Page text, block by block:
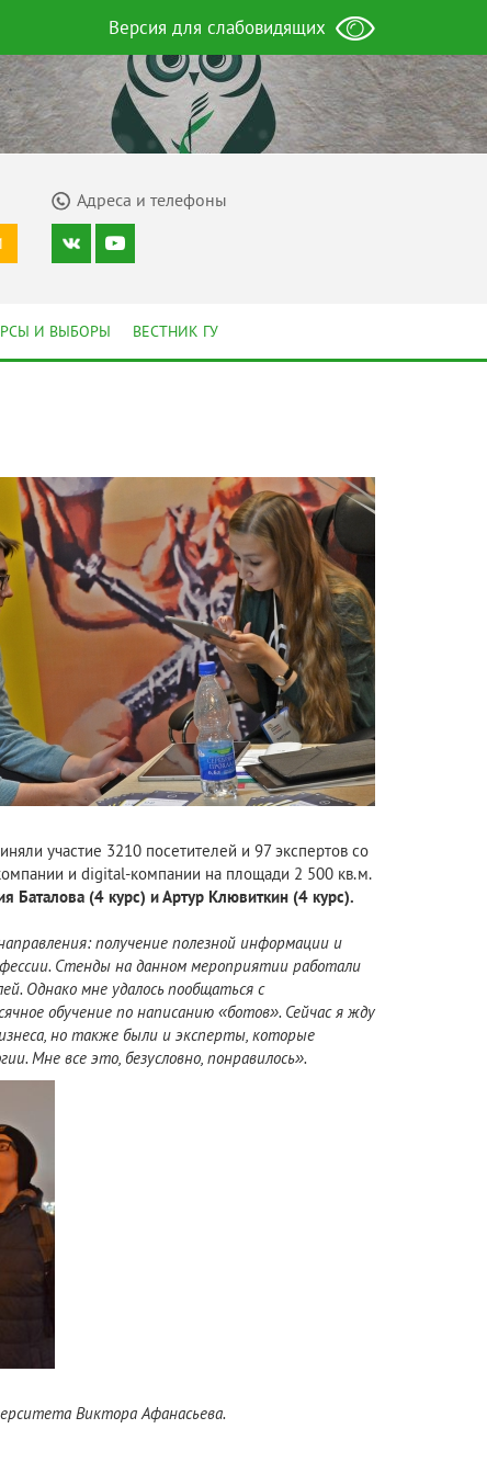
Версия для слабовидящих
Адреса и телефоны
И ВЫБОРЫ ВЕСТНИК ГУ
участие 3210 посетителей и 97 экспертов со
и digital-компании на площади 2 500 кв.м.
Баталова (4 курс) и Артур Клювиткин (4 курс).
получение полезной информации и
Стенды на данном мероприятии работали
Однако мне удалось пообщаться с
обучение по написанию «ботов». Сейчас я жду
но также были и эксперты, которые
Мне все это, безусловно, понравилось».
Виктора Афанасьева.